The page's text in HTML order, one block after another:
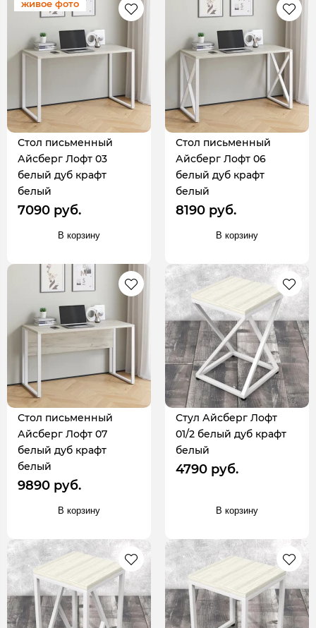
живое фото
Стол письменный
Айсберг Лофт 03
белый дуб крафт
белый
7090 руб.
В корзину
Стол письменный
Айсберг Лофт 06
белый дуб крафт
белый
8190 руб.
В корзину
Стол письменный
Айсберг Лофт 07
белый дуб крафт
белый
9890 руб.
В корзину
Стул Айсберг Лофт
01/2 белый дуб крафт
белый
4790 руб.
В корзину